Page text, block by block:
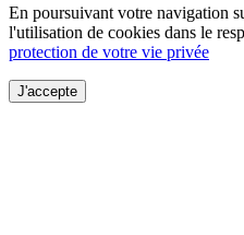
En poursuivant votre navigation
l'utilisation de cookies dans le
protection de votre vie privée
J'accepte